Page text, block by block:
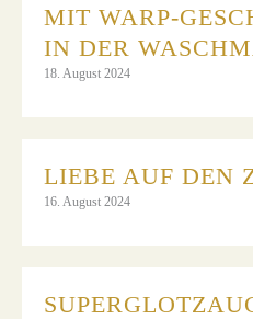
MIT WARP-
IN DER
18. August 2024
LIEBE AUF DEN
16. August 2024